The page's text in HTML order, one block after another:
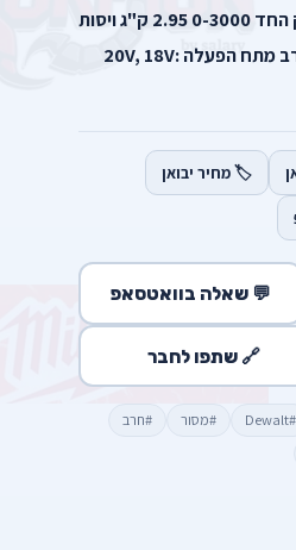
החלפת להב מהירה מבלי לגעת בלהב או בחלק החד 0-3000 2.95 ק"ג ויסות
אלקטרוני יצרן :DEWALT סוג מסור :מסור חרב מתח הפעלה :20V, 18V
🏷️ מחיר יבואן
💬 שאלה בוואטסאפ
🔗 שתפו לחבר
#Dewalt #מסור
#חרב